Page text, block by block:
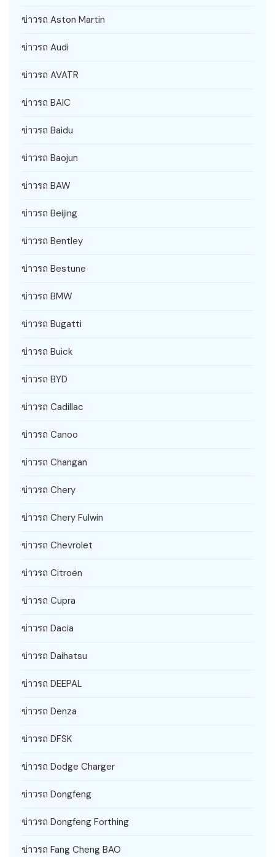
ข่าวรถ Aston Martin
ข่าวรถ Audi
ข่าวรถ AVATR
ข่าวรถ BAIC
ข่าวรถ Baidu
ข่าวรถ Baojun
ข่าวรถ BAW
ข่าวรถ Beijing
ข่าวรถ Bentley
ข่าวรถ Bestune
ข่าวรถ BMW
ข่าวรถ Bugatti
ข่าวรถ Buick
ข่าวรถ BYD
ข่าวรถ Cadillac
ข่าวรถ Canoo
ข่าวรถ Changan
ข่าวรถ Chery
ข่าวรถ Chery Fulwin
ข่าวรถ Chevrolet
ข่าวรถ Citroën
ข่าวรถ Cupra
ข่าวรถ Dacia
ข่าวรถ Daihatsu
ข่าวรถ DEEPAL
ข่าวรถ Denza
ข่าวรถ DFSK
ข่าวรถ Dodge Charger
ข่าวรถ Dongfeng
ข่าวรถ Dongfeng Forthing
ข่าวรถ Fang Cheng BAO